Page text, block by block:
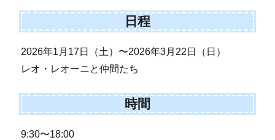
日程
2026年1月17日（土）〜2026年3月22日（日）
レオ・レオーニと仲間たち
時間
9:30〜18:00